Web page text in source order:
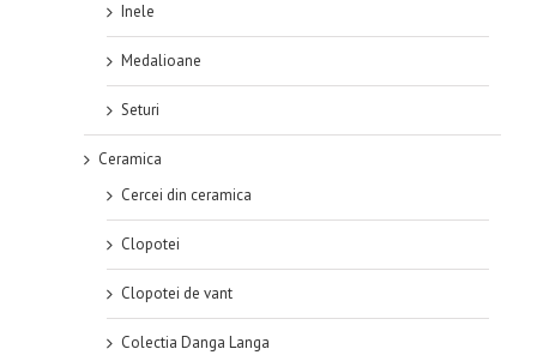
Inele
Medalioane
Seturi
Ceramica
Cercei din ceramica
Clopotei
Clopotei de vant
Colectia Danga Langa